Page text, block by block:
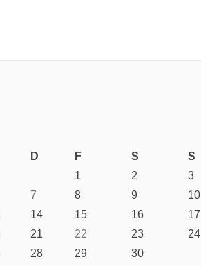
D F S S
1 2
3
7 8 9
10
14 15 16
17
21 22 23
24
28 29 30